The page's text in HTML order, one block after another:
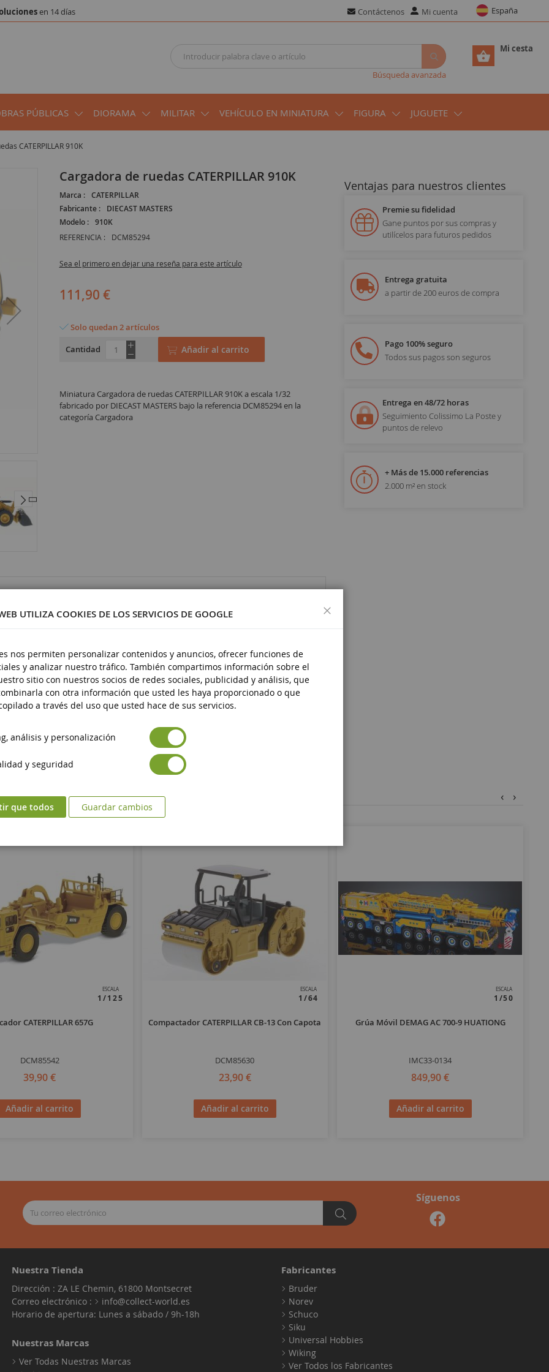
en 14 días Contáctenos Mi cuenta España
Mi cesta
Búsqueda avanzada
PÚBLICAS DIORAMA MILITAR VEHÍCULO EN MINIATURA FIGURA JUGUETE
CATERPILLAR 910K
Cargadora de ruedas CATERPILLAR 910K
Marca :
CATERPILLAR
Fabricante :
DIECAST MASTERS
Modelo :
910K
REFERENCIA : DCM85294
Sea el primero en dejar una reseña para este artículo
111,90 €
Solo quedan 2 artículos
Cantidad
Añadir al carrito
Miniatura Cargadora de ruedas CATERPILLAR 910K a escala 1/32
fabricado por DIECAST MASTERS bajo la referencia DCM85294 en la
categoría Cargadora
años
Ventajas para nuestros clientes
Premie su fidelidad
Gane puntos por sus compras y
utilícelos para futuros pedidos
Entrega gratuita
a partir de 200 euros de compra
Pago 100% seguro
Todos sus pagos son seguros
Entrega en 48/72 horas
Seguimiento Colissimo La Poste y
puntos de relevo
+ Más de 15.000 referencias
2.000 m² en stock
ESCALA
1/125
CATERPILLAR 657G
DCM85542
39,90 €
Añadir al carrito
ESCALA
1/64
Compactador CATERPILLAR CB-13 Con Capota
DCM85630
23,90 €
Añadir al carrito
ESCALA
1/50
Grúa Móvil DEMAG AC 700-9 HUATIONG
IMC33-0134
849,90 €
Añadir al carrito
‹ ›
Síguenos
Nuestra Tienda
Dirección : ZA LE Chemin, 61800 Montsecret
Correo electrónico :
info@collect-world.es
Horario de apertura: Lunes a sábado / 9h-18h
Nuestras Marcas
Ver Todas Nuestras Marcas
Fabricantes
Bruder
Norev
Schuco
Siku
Universal Hobbies
Wiking
Ver Todos los Fabricantes
UTILIZA COOKIES DE LOS SERVICIOS DE GOOGLE
nos permiten personalizar contenidos y anuncios, ofrecer funciones de
y analizar nuestro tráfico. También compartimos información sobre el
sitio con nuestros socios de redes sociales, publicidad y análisis, que
con otra información que usted les haya proporcionado o que
a través del uso que usted hace de sus servicios.
análisis y personalización
y seguridad
que todos Guardar cambios